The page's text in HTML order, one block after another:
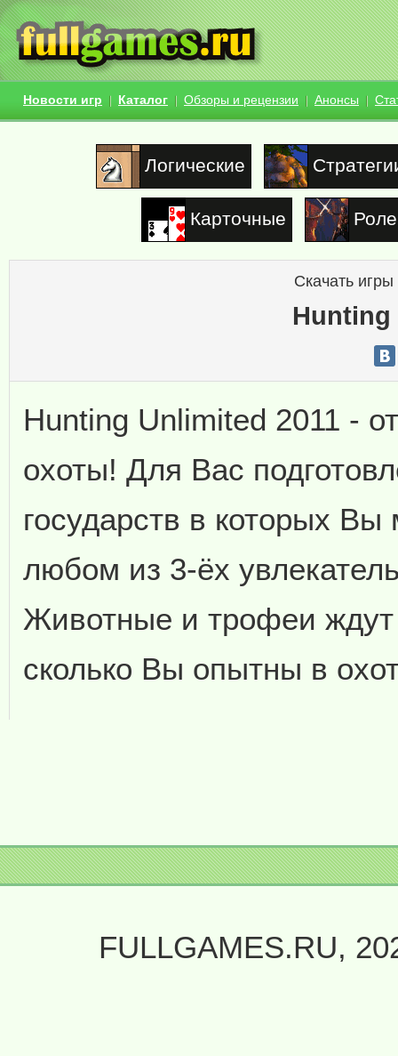
Новости игр Каталог Обзоры и рецензии Анонсы
Логические
Карточные
Скачать
Hunting
Hunting Unlimited 2011 -
охоты! Для Вас
государств в которых Вы
любом из 3-ёх
Животные и трофеи
сколько Вы опытны в
FULLGAMES.RU,